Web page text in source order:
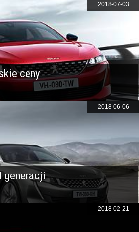
ceny
2018-07-03
generacji
2018-06-06
2018-02-21